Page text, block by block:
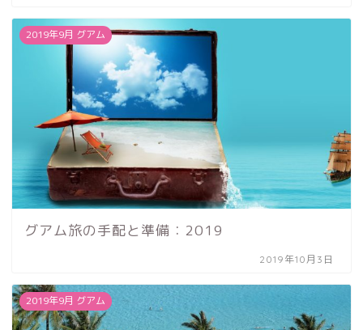
2019年9月 グアム
グアム旅の手配と準備：2019
2019年10月3日
2019年9月 グアム